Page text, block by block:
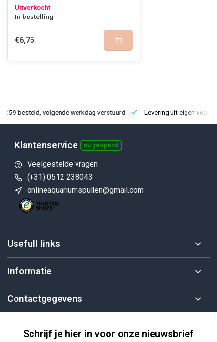
Uitverkocht
In bestelling
€6,75
besteld, volgende werkdag verstuurd Levering uit eigen
Klantenservice nu geopend
Veelgestelde vragen
(+31) 0512 238043
onlineaquariumspullen@gmail.com
Usefull links
Informatie
Contactgegevens
Schrijf je hier in voor onze nieuwsbrief